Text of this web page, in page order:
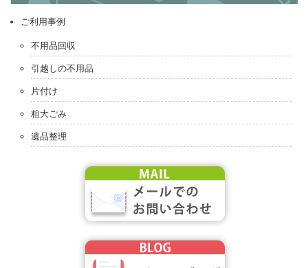
ご利用事例
不用品回収
引越しの不用品
片付け
粗大ごみ
遺品整理